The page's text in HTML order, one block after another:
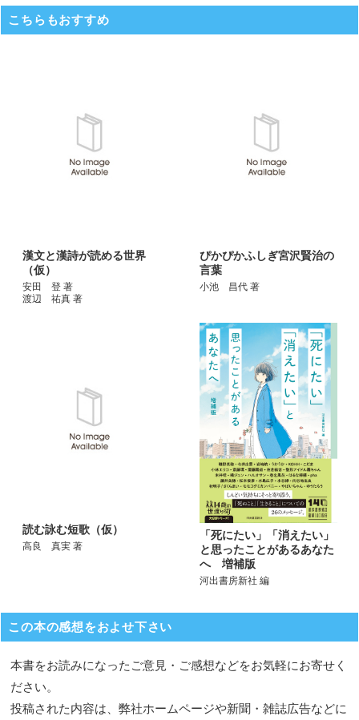
こちらもおすすめ
漢文と漢詩が読める世界
（仮）
安田 登 著
渡辺 祐真 著
ぴかぴかふしぎ宮沢賢治の
言葉
小池 昌代 著
読む詠む短歌（仮）
高良 真実 著
「死にたい」「消えたい」
と思ったことがあるあなた
へ 増補版
河出書房新社 編
この本の感想をおよせ下さい
本書をお読みになったご意見・ご感想などをお気軽にお寄せく
ださい。
投稿された内容は、弊社ホームページや新聞・雑誌広告などに